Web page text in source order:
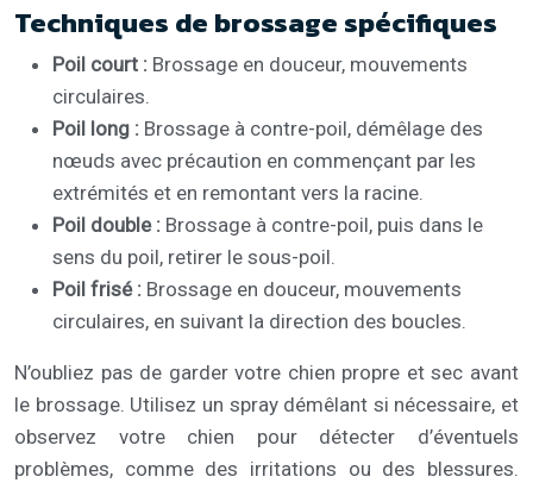
Techniques de brossage spécifiques
Poil court : Brossage en douceur, mouvements
circulaires.
Poil long : Brossage à contre-poil, démêlage des
nœuds avec précaution en commençant par les
extrémités et en remontant vers la racine.
Poil double : Brossage à contre-poil, puis dans le
sens du poil, retirer le sous-poil.
Poil frisé : Brossage en douceur, mouvements
circulaires, en suivant la direction des boucles.
N’oubliez pas de garder votre chien propre et sec avant
le brossage. Utilisez un spray démêlant si nécessaire, et
observez votre chien pour détecter d’éventuels
problèmes, comme des irritations ou des blessures.